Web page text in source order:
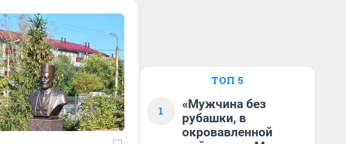
ТОП 5
1
«Мужчина без
рубашки, в
окровавленной